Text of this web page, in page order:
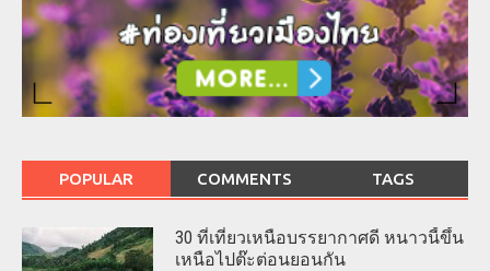
POPULAR COMMENTS TAGS
30 ที่เที่ยวเหนือบรรยากาศดี หนาวนี้ขึ้น
เหนือไปต๊ะต่อนยอนกัน